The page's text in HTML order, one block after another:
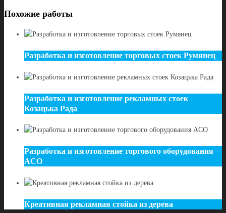
Похожие работы
Разработка и изготовление торговых стоек Румянец
Разработка и изготовление рекламных стоек
Козацька Рада
Разработка и изготовление торгового оборудования
ACO
Креативная рекламная стойка из дерева